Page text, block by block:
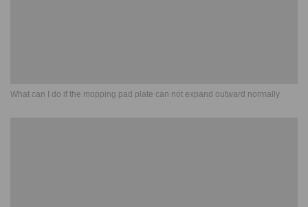
What can I do if the mopping pad plate can not expand outward normally